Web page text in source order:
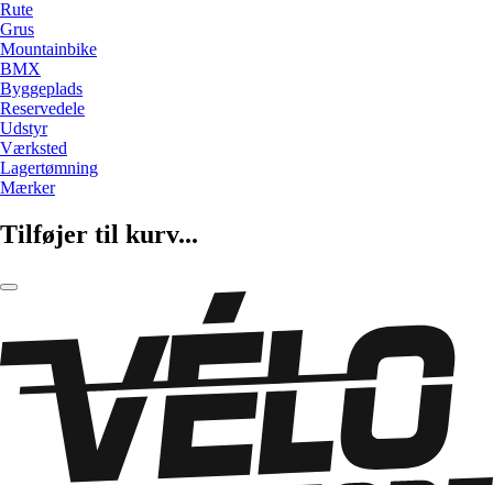
Rute
Grus
Mountainbike
BMX
Byggeplads
Reservedele
Udstyr
Værksted
Lagertømning
Mærker
Tilføjer til kurv...